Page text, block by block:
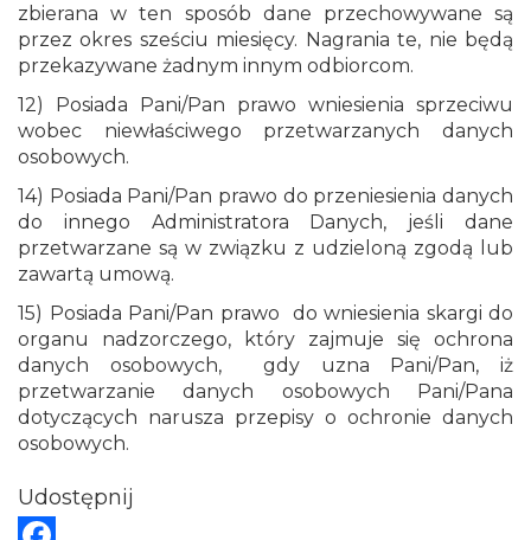
zbierana w ten sposób dane przechowywane są
przez okres sześciu miesięcy. Nagrania te, nie będą
przekazywane żadnym innym odbiorcom.
12) Posiada Pani/Pan prawo wniesienia sprzeciwu
wobec niewłaściwego przetwarzanych danych
osobowych.
14) Posiada Pani/Pan prawo do przeniesienia danych
do innego Administratora Danych, jeśli dane
przetwarzane są w związku z udzieloną zgodą lub
zawartą umową.
15) Posiada Pani/Pan prawo do wniesienia skargi do
organu nadzorczego, który zajmuje się ochrona
danych osobowych, gdy uzna Pani/Pan, iż
przetwarzanie danych osobowych Pani/Pana
dotyczących narusza przepisy o ochronie danych
osobowych.
Udostępnij